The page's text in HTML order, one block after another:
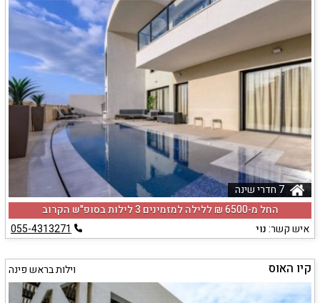
החל מ-‏6500 ₪ ללילה למזמינים 3 לילות בסופ"ש הקרוב
איש קשר:נוי 055-4313271
קיו האוס וילות בראש פינה